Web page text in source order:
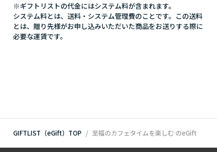
※ギフトリストの代金にはシステム料が含まれます。
システム料とは、送料・システム管理費のことです。この送料
とは、贈り先様がお申し込みいただいた商品をお送りする際に
必要な運賃です。
GIFTLIST（eGift）TOP 至福のカフェタイムを楽しむ のeGift